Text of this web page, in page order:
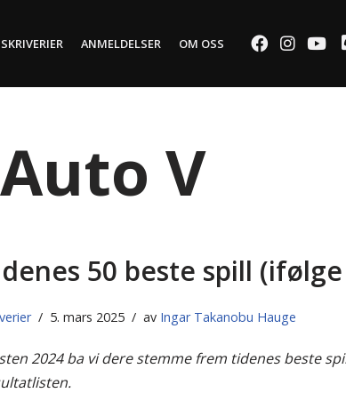
SKRIVERIER ANMELDELSER OM OSS
V
50 beste spill
5. mars 2025 av Ingar Takanobu Hauge
2024 ba vi dere stemme frem tidenes beste